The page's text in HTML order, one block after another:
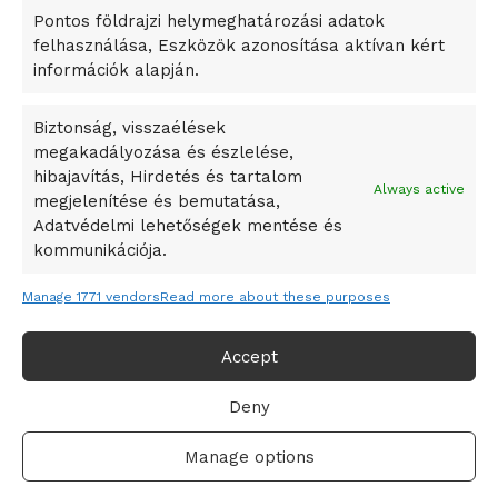
Pontos földrajzi helymeghatározási adatok
felhasználása, Eszközök azonosítása aktívan kért
információk alapján.
Biztonság, visszaélések
megakadályozása és észlelése,
hibajavítás, Hirdetés és tartalom
megjelenítése és bemutatása,
Adatvédelmi lehetőségek mentése és
kommunikációja.
Always active
Manage 1771 vendorsRead more about these purposes
Accept
Deny
Manage options
A Ringo Starr új albummal jelentkezik
A Vajdasági Magyar Szövetség államtitkárait kinevezték
Dzsingisz kán hódító hadjárata okozta
Kuramagomedov ötödik, Muszukajev elődöntős – Birkózó
világkupa
Adatvédelmi irányelvek
© 2019-2021 online365.hu - Minden jog fenntartva!